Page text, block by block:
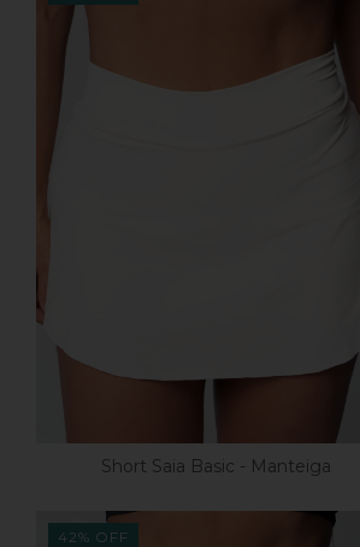
Short Saia Basic - Manteiga
42% OFF